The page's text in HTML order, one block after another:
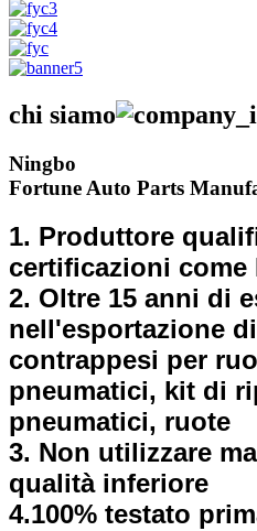
chi siamo
Ningbo
Fortune Auto Parts
1. Produttore
certificazioni come
2. Oltre 15 anni di
nell'esportazione
contrappesi per
pneumatici, kit di
pneumatici, ruote
3. Non utilizzare
qualità inferiore
4.100% testato